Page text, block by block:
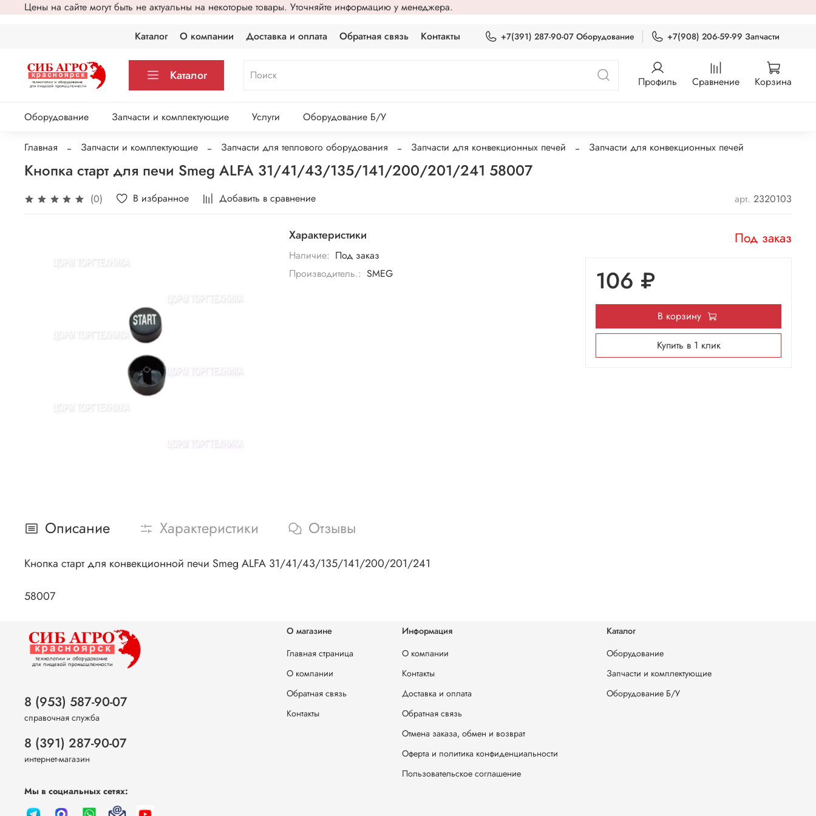
Цены на сайте могут быть не актуальны на некоторые товары. Уточняйте информацию у менеджера.
Каталог О компании Доставка и оплата Обратная связь Контакты +7(391) 287-90-07 Оборудование +7(908) 206-59-99 Запчасти
Каталог Профиль Сравнение Корзина
Оборудование Запчасти и комплектующие Услуги Оборудование Б/У
Главная Запчасти и комплектующие Запчасти для теплового оборудования Запчасти для конвекционных печей Запчасти для конвекционных печей
Кнопка старт для печи Smeg ALFA 31/41/43/135/141/200/201/241 58007
(0) В избранное Добавить в сравнение арт. 2320103
Характеристики
Наличие: Под заказ
Производитель.: SMEG
Под заказ
106 ₽
В корзину
Купить в 1 клик
Описание Характеристики Отзывы
Кнопка старт для конвекционной печи Smeg ALFA 31/41/43/135/141/200/201/241
58007
О магазине
Главная страница
О компании
Обратная связь
Контакты
Информация
О компании
Контакты
Доставка и оплата
Обратная связь
Отмена заказа, обмен и возврат
Оферта и политика конфиденциальности
Пользовательское соглашение
Каталог
Оборудование
Запчасти и комплектующие
Оборудование Б/У
8 (953) 587-90-07
справочная служба
8 (391) 287-90-07
интернет-магазин
Мы в социальных сетях: